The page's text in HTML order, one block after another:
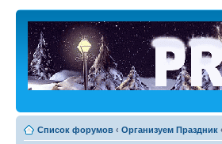
Список форумов ‹ Организуем Праздник ‹